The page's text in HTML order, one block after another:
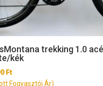
trekking 1.0 acél
kék
Ft
Fogyasztói Ár)